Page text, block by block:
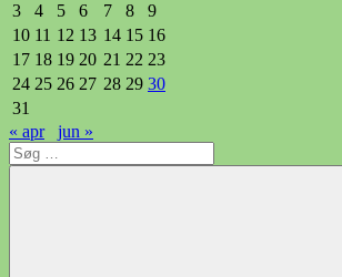
3
4 5 6 7 8
9
10 11 12 13 14 15 16
17 18 19 20 21 22 23
24 25 26 27 28 29 30
31
« apr
jun »
Søg
efter: